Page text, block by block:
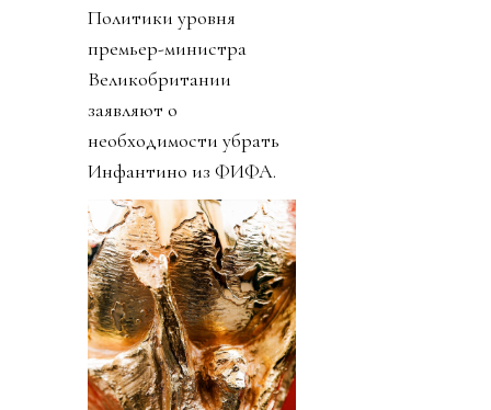
Политики уровня
премьер-министра
Великобритании
заявляют о
необходимости убрать
Инфантино из ФИФА.